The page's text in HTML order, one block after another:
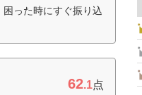
った時にすぐ振り込
62.1点